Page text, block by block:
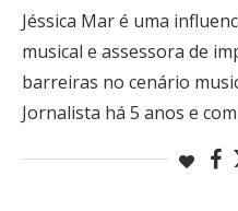
Jéssica Mar é uma
musical e assessora de
barreiras no cenário
Jornalista há 5 anos e